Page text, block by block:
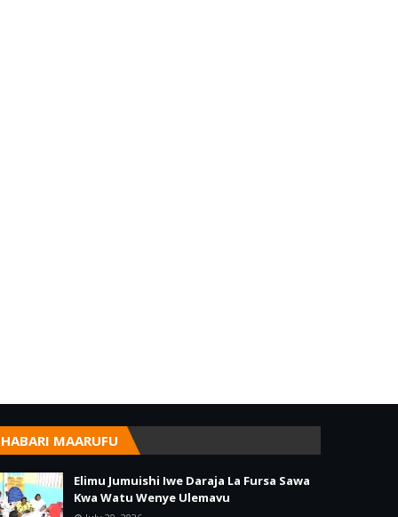
HABARI MAARUFU
Elimu Jumuishi Iwe Daraja La Fursa Sawa
Kwa Watu Wenye Ulemavu